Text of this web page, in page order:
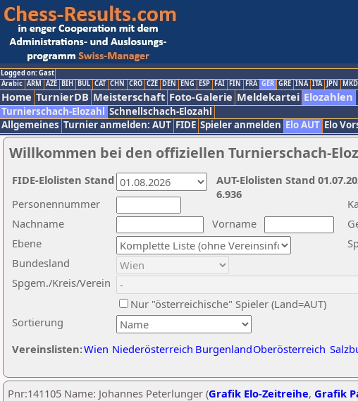
Logged on: Gast
Arabic ARM AZE BIH BUL CAT CHN CRO CZE DEN ENG ESP FAI FIN FRA GER GRE INA ITA JPN MKD
Home TurnierDB Meisterschaft Foto-Galerie Meldekartei Elozahlen
Turnierschach-Elozahl Schnellschach-Elozahl
Allgemeines Turnier anmelden: AUT FIDE Spieler anmelden Elo AUT Elo
Willkommen bei den offiziellen Turnierschach-
Nachname
Vorname
Ebene
Sortierung
Personennummer
Bundesland
Spgem./Kreis/Verein
Nur "österreichische" Spieler (Land=AUT)
Vereinslisten:Wien Niederösterreich BurgenlandOberösterreich
AUT-Elolisten Stand
6.936
FIDE-Elolisten Stand
Pnr:141105 Name: Johannes Peterlunger (Grafik Elo-Zeitreihe, Grafik